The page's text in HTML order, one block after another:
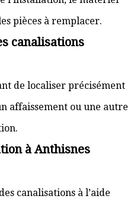
pièces à remplacer.
canalisations
de localiser précisément
affaissement ou une autre
à Anthisnes
canalisations à l’aide